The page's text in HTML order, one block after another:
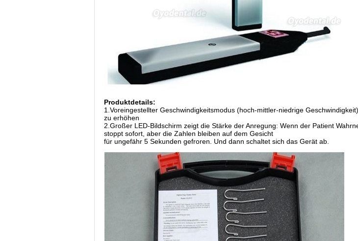
Produktdetails:
1.Voreingestellter Geschwindigkeitsmodus (hoch-mittler-niedrige
zu erhöhen
2.Großer LED-Bildschirm zeigt die Stärke der Anregung: Wenn der Patient
stoppt sofort, aber die Zahlen bleiben auf dem Gesicht
für ungefähr 5 Sekunden gefroren. Und dann schaltet sich das Gerät ab.